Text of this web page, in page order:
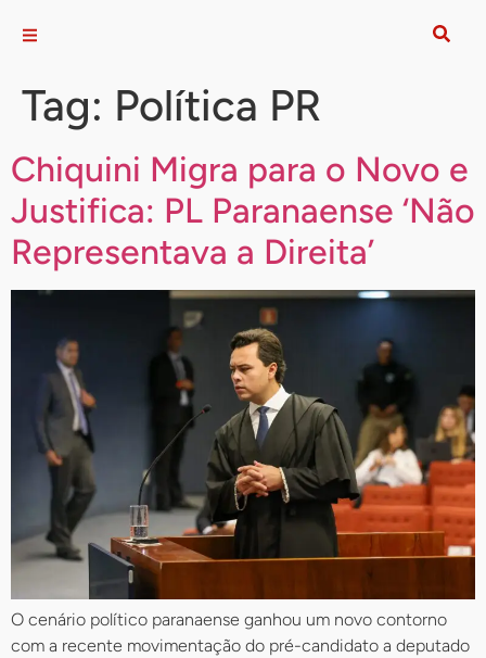
Tag: Política PR
Chiquini Migra para o Novo e
Justifica: PL Paranaense ‘Não
Representava a Direita’
O cenário político paranaense ganhou um novo contorno
com a recente movimentação do pré-candidato a deputado